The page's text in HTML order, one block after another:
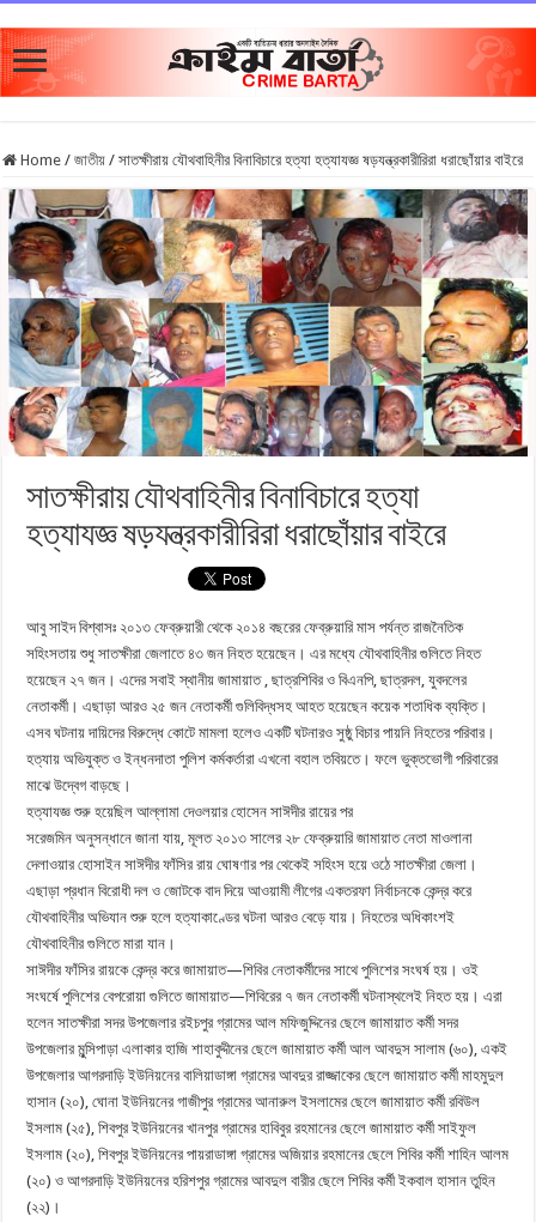
Home / জাতীয় / সাতক্ষীরায় যৌথবাহিনীর বিনাবিচারে হত্যা হত্যাযজ্ঞ ষড়যন্ত্রকারীরিরা ধরাছোঁয়ার বাইরে
সাতক্ষীরায় যৌথবাহিনীর বিনাবিচারে হত্যা
হত্যাযজ্ঞ ষড়যন্ত্রকারীরিরা ধরাছোঁয়ার বাইরে
আবু সাইদ বিশ্বাসঃ ২০১৩ ফেব্রুয়ারী থেকে ২০১৪ বছরের ফেব্রুয়ারি মাস পর্যন্ত রাজনৈতিক
সহিংসতায় শুধু সাতক্ষীরা জেলাতে ৪৩ জন নিহত হয়েছেন। এর মধ্যে যৌথবাহিনীর গুলিতে নিহত
হয়েছেন ২৭ জন। এদের সবাই স্থানীয় জামায়াত , ছাত্রশিবির ও বিএনপি, ছাত্রদল, যুবদলের
নেতাকর্মী। এছাড়া আরও ২৫ জন নেতাকর্মী গুলিবিদ্ধসহ আহত হয়েছেন কয়েক শতাধিক ব্যক্তি।
এসব ঘটনায় দায়িদের বিরুদ্ধে কোটে মামলা হলেও একটি ঘটনারও সুষ্ঠু বিচার পায়নি নিহতের পরিবার।
হত্যায় অভিযুক্ত ও ইন্ধনদাতা পুলিশ কর্মকর্তারা এখনো বহাল তবিয়তে। ফলে ভুক্তভোগী পরিবারের
মাঝে উদ্বেগ বাড়ছে।
হত্যাযজ্ঞ শুরু হয়েছিল আল্লামা দেওলয়ার হোসেন সাঈদীর রায়ের পর
সরেজমিন অনুসন্ধানে জানা যায়, মূলত ২০১৩ সালের ২৮ ফেব্রুয়ারি জামায়াত নেতা মাওলানা
দেলাওয়ার হোসাইন সাঈদীর ফাঁসির রায় ঘোষণার পর থেকেই সহিংস হয়ে ওঠে সাতক্ষীরা জেলা।
এছাড়া প্রধান বিরোধী দল ও জোটকে বাদ দিয়ে আওয়ামী লীগের একতরফা নির্বাচনকে কেন্দ্র করে
যৌথবাহিনীর অভিযান শুরু হলে হত্যাকাণ্ডের ঘটনা আরও বেড়ে যায়। নিহতের অধিকাংশই
যৌথবাহিনীর গুলিতে মারা যান।
সাঈদীর ফাঁসির রায়কে কেন্দ্র করে জামায়াত—শিবির নেতাকর্মীদের সাথে পুলিশের সংঘর্ষ হয়। ওই
সংঘর্ষে পুলিশের বেপরোয়া গুলিতে জামায়াত—শিবিরের ৭ জন নেতাকর্মী ঘটনাস্থলেই নিহত হয়। এরা
হলেন সাতক্ষীরা সদর উপজেলার রইচপুর গ্রামের আল মফিজুদ্দিনের ছেলে জামায়াত কর্মী সদর
উপজেলার মুন্সিপাড়া এলাকার হাজি শাহাবুদ্দীনের ছেলে জামায়াত কর্মী আল আবদুস সালাম (৬০), একই
উপজেলার আগরদাড়ি ইউনিয়নের বালিয়াডাঙ্গা গ্রামের আবদুর রাজ্জাকের ছেলে জামায়াত কর্মী মাহমুদুল
হাসান (২০), ঘোনা ইউনিয়নের গাজীপুর গ্রামের আনারুল ইসলামের ছেলে জামায়াত কর্মী রবিউল
ইসলাম (২৫), শিবপুর ইউনিয়নের খানপুর গ্রামের হাবিবুর রহমানের ছেলে জামায়াত কর্মী সাইফুল
ইসলাম (২০), শিবপুর ইউনিয়নের পায়রাডাঙ্গা গ্রামের অজিয়ার রহমানের ছেলে শিবির কর্মী শাহিন আলম
(২০) ও আগরদাড়ি ইউনিয়নের হরিশপুর গ্রামের আবদুল বারীর ছেলে শিবির কর্মী ইকবাল হাসান তুহিন
(২২)।